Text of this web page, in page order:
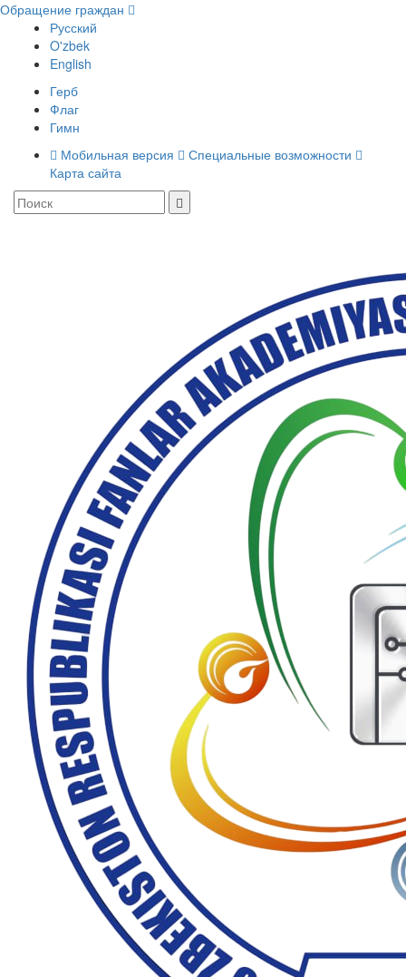
Обращение граждан
Русский
O'zbek
English
Герб
Флаг
Гимн
Мобильная версия
Специальные возможности
Карта сайта